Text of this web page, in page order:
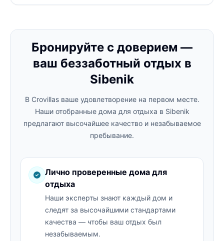
Бронируйте с доверием —
ваш беззаботный отдых в
Sibenik
В Crovillas ваше удовлетворение на первом месте.
Наши отобранные дома для отдыха в Sibenik
предлагают высочайшее качество и незабываемое
пребывание.
Лично проверенные дома для
отдыха
Наши эксперты знают каждый дом и
следят за высочайшими стандартами
качества — чтобы ваш отдых был
незабываемым.